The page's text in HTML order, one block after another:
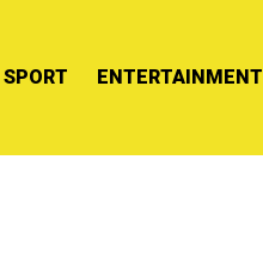
SPORT ENTERTAINMENT